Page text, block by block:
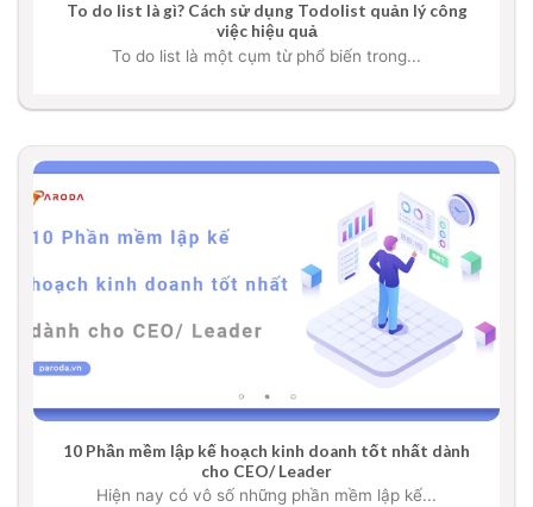
To do list là gì? Cách sử dụng Todolist quản lý công
việc hiệu quả
To do list là một cụm từ phổ biến trong...
10 Phần mềm lập kế hoạch kinh doanh tốt nhất dành
cho CEO/ Leader
Hiện nay có vô số những phần mềm lập kế...